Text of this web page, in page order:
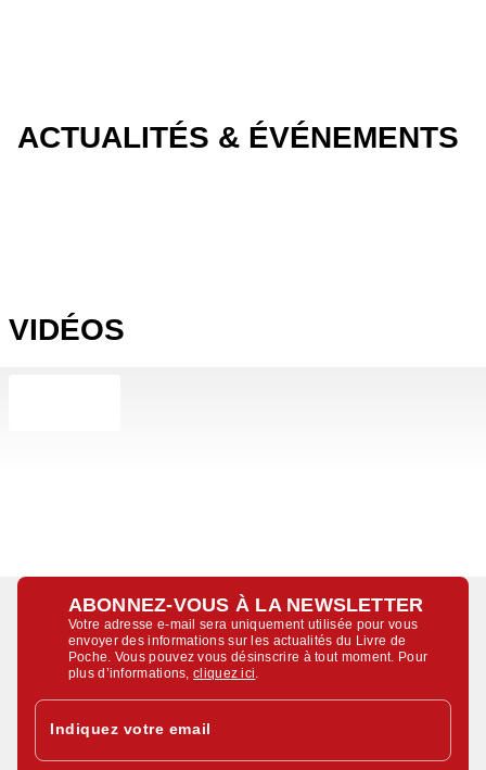
ACTUALITÉS & ÉVÉNEMENTS
VIDÉOS
ABONNEZ-VOUS À LA NEWSLETTER
Votre adresse e-mail sera uniquement utilisée pour vous
envoyer des informations sur les actualités du Livre de
Poche. Vous pouvez vous désinscrire à tout moment. Pour
plus d’informations,cliquez ici
Indiquez votre email